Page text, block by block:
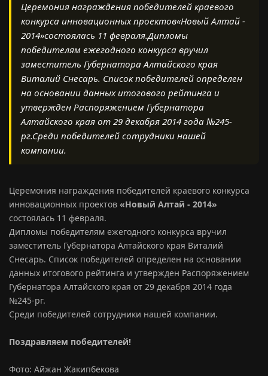
Церемония награждения победителей краевого
конкурса инновационных проектов«Новый Алтай -
2014»состоялась 11 февраля.Дипломы
победителям ежегодного конкурса вручил
заместитель Губернатора Алтайского края
Виталий Снесарь. Список победителей определен
на основании данных итогового рейтинга и
утвержден Распоряжением Губернатора
Алтайского края от 29 декабря 2014 года №245-
рг.Среди победителей сотрудники нашей
компании.
Церемония награждения победителей краевого конкурса
инновационных проектов «Новый Алтай - 2014»
состоялась 11 февраля.
Дипломы победителям ежегодного конкурса вручил
заместитель Губернатора Алтайского края Виталий
Снесарь. Список победителей определен на основании
данных итогового рейтинга и утвержден Распоряжением
Губернатора Алтайского края от 29 декабря 2014 года
№245-рг.
Среди победителей сотрудники нашей компании.
Поздравляем победителей!
Фото: Айжан Жакипбекова